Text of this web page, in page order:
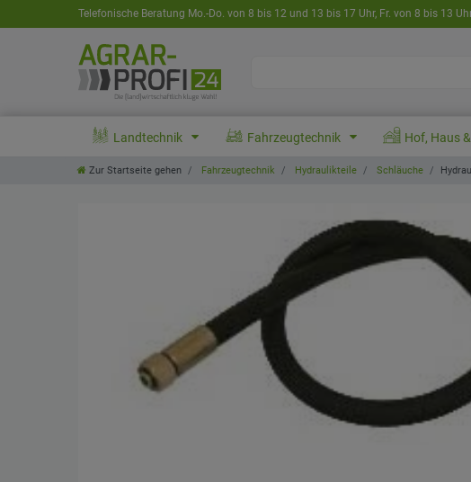
Telefonische Beratung Mo.-Do. von 8 bis 12 und 13 bis 17 Uhr, Fr. von 8 bis 13
Landtechnik Fahrzeugtechnik Hof, Haus
Zur Startseite gehen Fahrzeugtechnik Hydraulikteile Schläuche